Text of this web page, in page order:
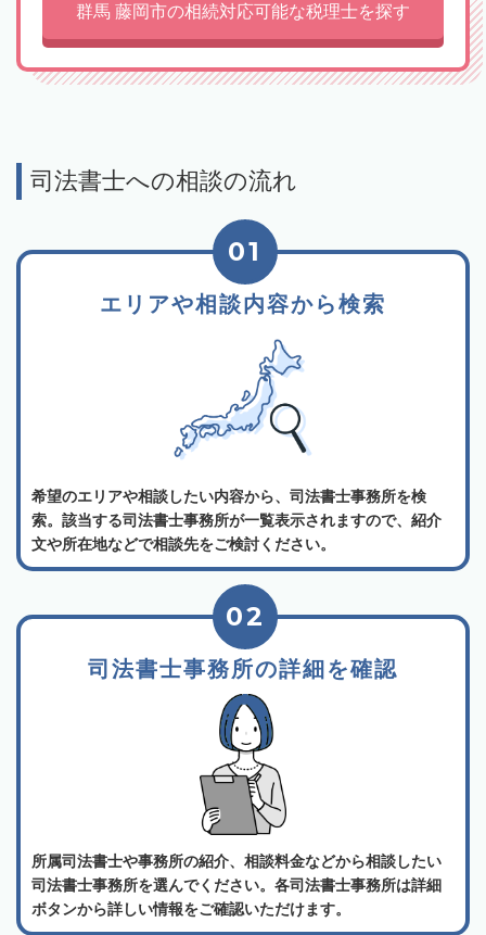
群馬 藤岡市の相続対応可能な税理士を探す
司法書士への相談の流れ
エリアや相談内容から検索
01
希望のエリアや相談したい内容から、司法書士事務所を検
索。該当する司法書士事務所が一覧表示されますので、紹介
文や所在地などで相談先をご検討ください。
司法書士事務所の詳細を確認
02
所属司法書士や事務所の紹介、相談料金などから相談したい
司法書士事務所を選んでください。各司法書士事務所は詳細
ボタンから詳しい情報をご確認いただけます。